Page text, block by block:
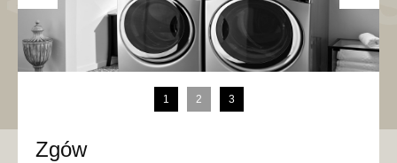
1 2 3
Zgów